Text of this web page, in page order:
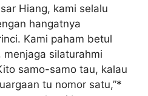
Hiang, kami selalu
hangatnya
Kami paham betul
silaturahmi
samo-samo tau, kalau
tu nomor satu,”*